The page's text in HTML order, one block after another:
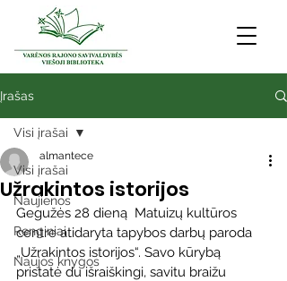
Įrašas
Visi įrašai
Naujienos
Renginiai
Naujos knygos
Visi įrašai
Užrakintos istorijos
almantece
Gegužės 28 dieną  Matuizų kultūros
centre atidaryta tapybos darbų paroda
„Užrakintos istorijos“. Savo kūrybą
pristatė du išraiškingi, savitu braižu